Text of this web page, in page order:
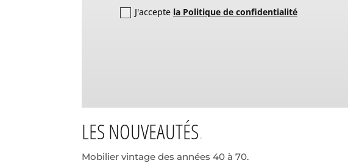
J'accepte la Politique de confidentialité
LES NOUVEAUTÉS
Mobilier vintage des années 40 à 70.